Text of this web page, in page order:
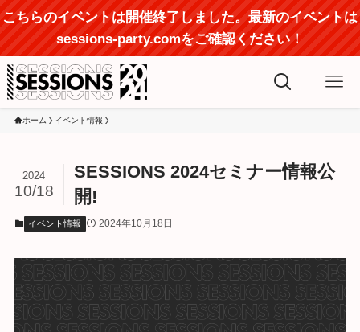
こちらのイベントは開催終了しました。最新のイベントは
sessions-party.comをご確認ください！
ホーム イベント情報
SESSIONS 2024セミナー情報公
開!
2024
10/18
イベント情報 2024年10月18日